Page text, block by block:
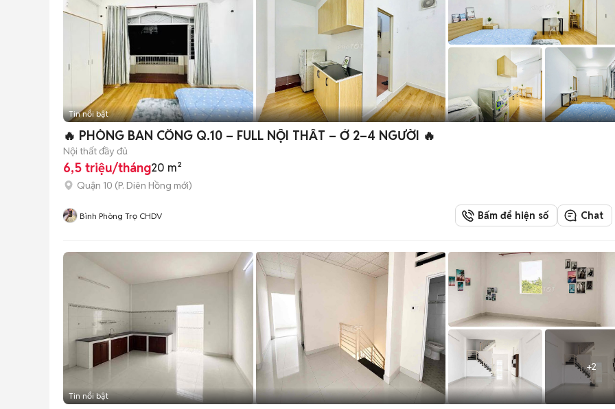
Tin nổi bật
🔥 PHÒNG BAN CÔNG Q.10 – FULL NỘI THẤT – Ở 2–4 NGƯỜI 🔥
Nội thất đầy đủ
6,5 triệu/tháng20 m²
Quận 10 (P. Diên Hồng mới)
Bình Phòng Trọ CHDV Bấm để hiện số Chat
+2
Tin nổi bật